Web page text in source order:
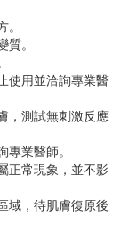
。
使用並洽詢專業醫
，測試無刺激反應
業醫師。
正常現象，並不影
域，待肌膚復原後